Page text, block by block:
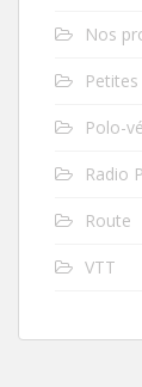
Nos
Polo-
Radio
Route
VTT